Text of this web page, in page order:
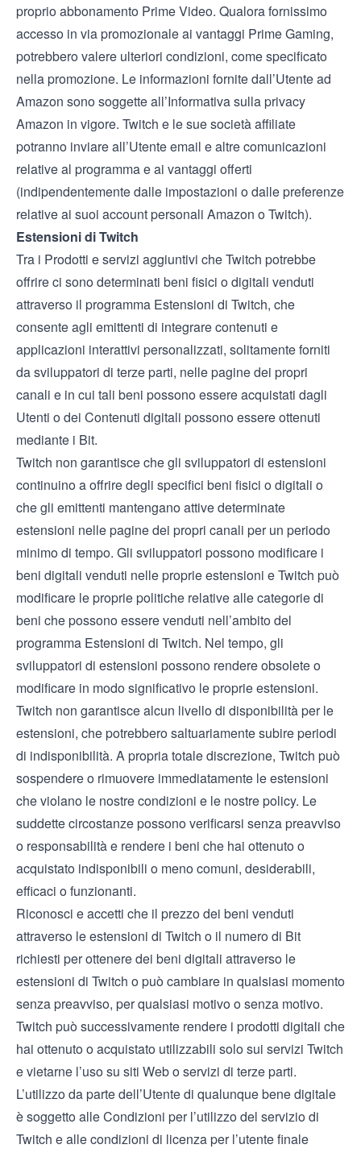
proprio abbonamento Prime Video. Qualora fornissimo
accesso in via promozionale ai vantaggi Prime Gaming,
potrebbero valere ulteriori condizioni, come specificato
nella promozione. Le informazioni fornite dall’Utente ad
Amazon sono soggette all’Informativa sulla privacy
Amazon in vigore. Twitch e le sue società affiliate
potranno inviare all’Utente email e altre comunicazioni
relative al programma e ai vantaggi offerti
(indipendentemente dalle impostazioni o dalle preferenze
relative ai suoi account personali Amazon o Twitch).
Estensioni di Twitch
Tra i Prodotti e servizi aggiuntivi che Twitch potrebbe
offrire ci sono determinati beni fisici o digitali venduti
attraverso il programma Estensioni di Twitch, che
consente agli emittenti di integrare contenuti e
applicazioni interattivi personalizzati, solitamente forniti
da sviluppatori di terze parti, nelle pagine dei propri
canali e in cui tali beni possono essere acquistati dagli
Utenti o dei Contenuti digitali possono essere ottenuti
mediante i Bit.
Twitch non garantisce che gli sviluppatori di estensioni
continuino a offrire degli specifici beni fisici o digitali o
che gli emittenti mantengano attive determinate
estensioni nelle pagine dei propri canali per un periodo
minimo di tempo. Gli sviluppatori possono modificare i
beni digitali venduti nelle proprie estensioni e Twitch può
modificare le proprie politiche relative alle categorie di
beni che possono essere venduti nell’ambito del
programma Estensioni di Twitch. Nel tempo, gli
sviluppatori di estensioni possono rendere obsolete o
modificare in modo significativo le proprie estensioni.
Twitch non garantisce alcun livello di disponibilità per le
estensioni, che potrebbero saltuariamente subire periodi
di indisponibilità. A propria totale discrezione, Twitch può
sospendere o rimuovere immediatamente le estensioni
che violano le nostre condizioni e le nostre policy. Le
suddette circostanze possono verificarsi senza preavviso
o responsabilità e rendere i beni che hai ottenuto o
acquistato indisponibili o meno comuni, desiderabili,
efficaci o funzionanti.
Riconosci e accetti che il prezzo dei beni venduti
attraverso le estensioni di Twitch o il numero di Bit
richiesti per ottenere dei beni digitali attraverso le
estensioni di Twitch o può cambiare in qualsiasi momento
senza preavviso, per qualsiasi motivo o senza motivo.
Twitch può successivamente rendere i prodotti digitali che
hai ottenuto o acquistato utilizzabili solo sui servizi Twitch
e vietarne l’uso su siti Web o servizi di terze parti.
L’utilizzo da parte dell’Utente di qualunque bene digitale
è soggetto alleCondizioni per l’utilizzo del serviziodi
Twitch e alle condizioni di licenza per l’utente finale